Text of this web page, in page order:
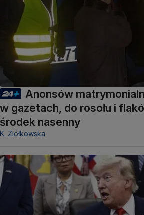
Anonsów
w gazetach, do rosołu i
środek nasenny
K. Ziółkowska